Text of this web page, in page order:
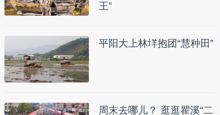
王”
平阳大上林垟抱团“慧种田”
周末去哪儿？ 逛逛瞿溪“二